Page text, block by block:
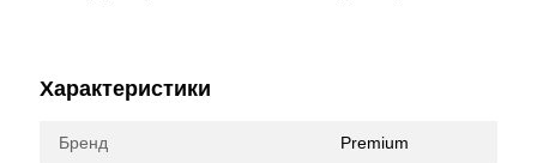
Характеристики
Бренд Premium